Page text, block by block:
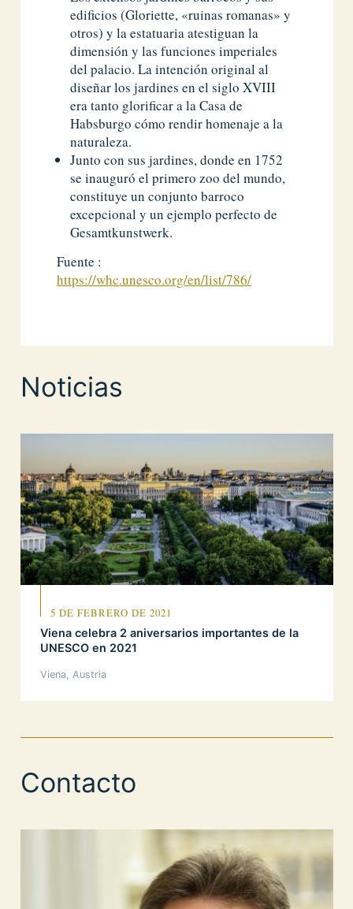
edificios (Gloriette, «ruinas romanas» y
otros) y la estatuaria atestiguan la
dimensión y las funciones imperiales
del palacio. La intención original al
diseñar los jardines en el siglo XVIII
era tanto glorificar a la Casa de
Habsburgo cómo rendir homenaje a la
naturaleza.
Junto con sus jardines, donde en 1752
se inauguró el primero zoo del mundo,
constituye un conjunto barroco
excepcional y un ejemplo perfecto de
Gesamtkunstwerk.
Fuente :
https://whc.unesco.org/en/list/786/
Noticias
5 DE FEBRERO DE 2021
Viena celebra 2 aniversarios importantes de la
UNESCO en 2021
Viena, Austria
Contacto